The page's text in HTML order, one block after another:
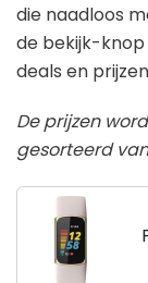
die naadloos
de bekijk-
deals en
De prijzen
gesorteerd